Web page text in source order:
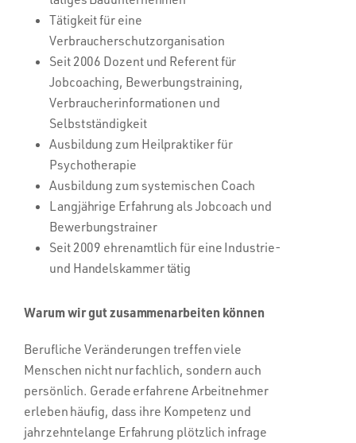
Tätigkeit für eine
Verbraucherschutzorganisation
Seit 2006 Dozent und Referent für
Jobcoaching, Bewerbungstraining,
Verbraucherinformationen und
Selbstständigkeit
Ausbildung zum Heilpraktiker für
Psychotherapie
Ausbildung zum systemischen Coach
Langjährige Erfahrung als Jobcoach und
Bewerbungstrainer
Seit 2009 ehrenamtlich für eine Industrie-
und Handelskammer tätig
Warum wir gut zusammenarbeiten können
Berufliche Veränderungen treffen viele
Menschen nicht nur fachlich, sondern auch
persönlich. Gerade erfahrene Arbeitnehmer
erleben häufig, dass ihre Kompetenz und
jahrzehntelange Erfahrung plötzlich infrage